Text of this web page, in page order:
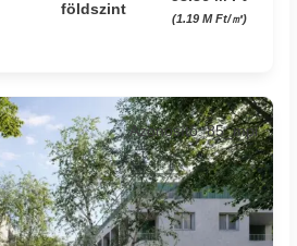
földszint
(1.19 M Ft/㎡)
Azonosító: 85_mpi